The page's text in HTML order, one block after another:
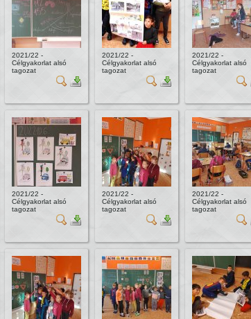
2021/22 -
Célgyakorlat alsó
tagozat
2021/22 -
Célgyakorlat alsó
tagozat
2021/22 -
Célgyakorlat alsó
tagozat
2021/22 -
Célgyakorlat alsó
tagozat
2021/22 -
Célgyakorlat alsó
tagozat
2021/22 -
Célgyakorlat alsó
tagozat